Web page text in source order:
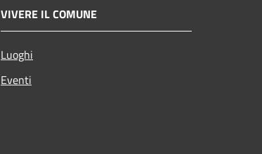
VIVERE IL COMUNE
Luoghi
Eventi